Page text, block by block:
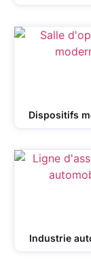
Dispositifs
Industrie